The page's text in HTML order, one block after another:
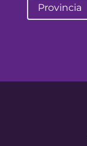
Provincia